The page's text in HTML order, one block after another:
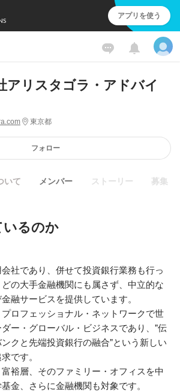
アプリを使う
アリスタゴラ・アドバイ
東京都
フォロー
いて メンバー ストーリー 募集
るのか
社であり、併せて投資銀行業務も行っ
の大手金融機関にも属さず、中立的な
融サービスを提供しています。
ロフェッショナル・ネットワークで世
ー・グローバル・ビジネスであり、"伝
クと先端投資銀行の融合"という新しい
です。
裕層、そのファミリー・オフィスを中
金、さらに金融機関も対象です。